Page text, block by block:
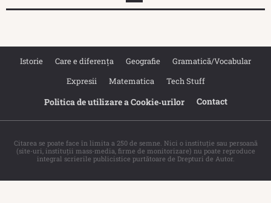
Istorie Care e diferența Geografie
Gramatică/Vocabular
Expresii
Matematica Tech Stuff
Politica de utilizare a Cookie‐urilor Contact
Citarea se poate face în limita a 250 de semne. Nici o instituţie sau persoană
(site-uri, instituţii mass-media, firme de monitorizare) nu poate reproduce
integral scrierile publicistice purtătoare de Drepturi de Autor.